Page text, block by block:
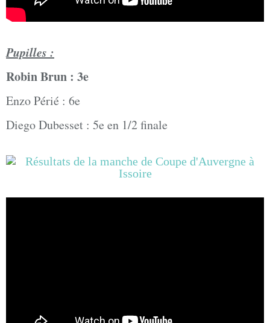
Pupilles :
Robin Brun : 3e
Enzo Périé : 6e
Diego Dubesset : 5e en 1/2 finale